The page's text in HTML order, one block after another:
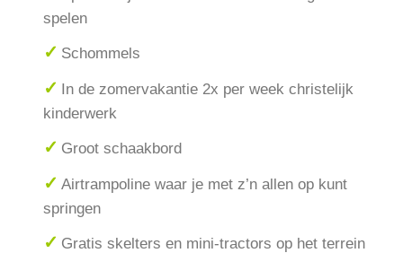
spelen
Schommels
In de zomervakantie 2x per week christelijk
kinderwerk
Groot schaakbord
Airtrampoline waar je met z’n allen op kunt
springen
Gratis skelters en mini-tractors op het terrein